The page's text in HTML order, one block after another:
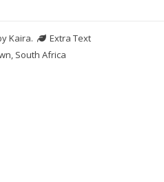
Kaira.
Extra Text
South Africa